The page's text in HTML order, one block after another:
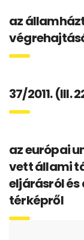
az
37/2011. (III.
az európai
vett állami
eljárásról
térképről